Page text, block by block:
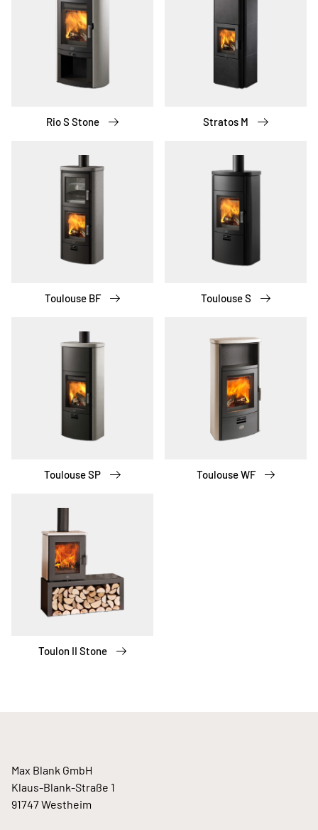
Rio S Stone Stratos M
Toulouse BF Toulouse S
Toulouse SP Toulouse WF
Toulon II Stone
Max Blank GmbH
Klaus-Blank-Straße 1
91747 Westheim